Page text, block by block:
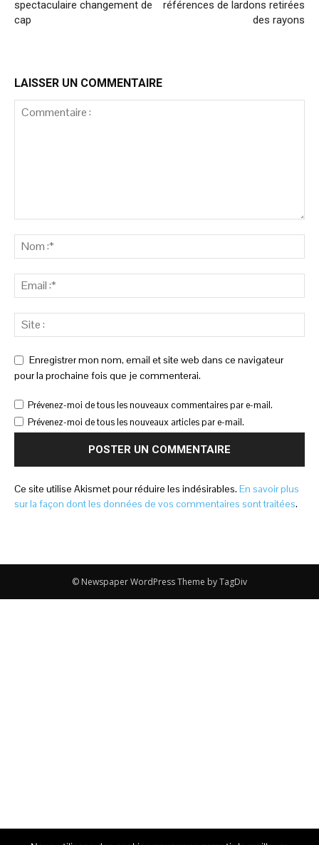
spectaculaire changement de
cap
références de lardons retirées
des rayons
LAISSER UN COMMENTAIRE
Enregistrer mon nom, email et site web dans ce navigateur
pour la prochaine fois que je commenterai.
Prévenez-moi de tous les nouveaux commentaires par e-mail.
Prévenez-moi de tous les nouveaux articles par e-mail.
Ce site utilise Akismet pour réduire les indésirables. En savoir plus
sur la façon dont les données de vos commentaires sont traitées.
© Newspaper WordPress Theme by TagDiv